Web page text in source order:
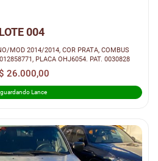
LOTE 004
MOD 2014/2014, COR PRATA, COMBUS
PLACA OHJ6054. PAT. 0030828
26.000,00
Lance